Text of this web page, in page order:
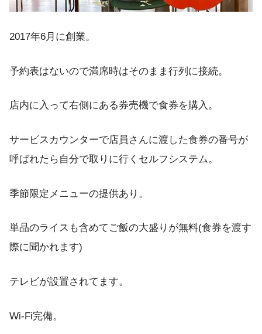
2017年6月に創業。
予約表はないので満席時はそのまま行列に接続。
店内に入って右側にある券売機で食券を購入。
サービスカウンターで店員さんに渡した食券の番号が
呼ばれたら自分で取りに行くセルフシステム。
季節限定メニューの提供あり。
単品のライスも含めてご飯の大盛りが無料(食券を渡す
際に聞かれます)
テレビが設置されてます。
Wi-Fi完備。